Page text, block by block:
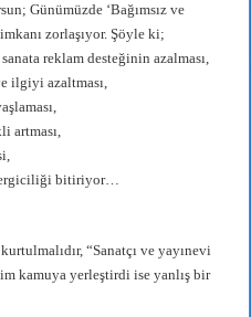
Günümüzde ‘Bağımsız ve
zorlaşıyor. Şöyle ki;
reklam desteğinin azalması,
ilgiyi azaltması,
artması,
bitiriyor…
“Sanatçı ve yayınevi
kamuya yerleştirdi ise yanlış bir